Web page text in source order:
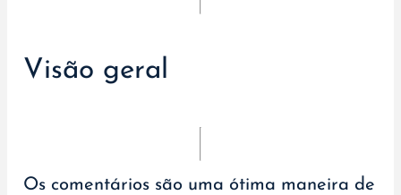
Visão geral
Os comentários são uma ótima maneira de